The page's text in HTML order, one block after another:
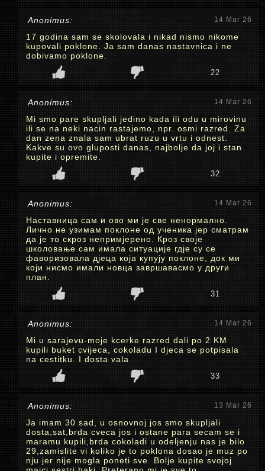
Anonimus: 14 Mar 26
17 godina sam se skolovala i nikad nismo nikome
kupovali poklone. Ja sam danas nastavnica i ne
dobivamo poklone.
22
Anonimus: 14 Mar 26
Mi smo pare skupljali jedino kada ili odu u mirovinu
ili se na neki nacin rastajemo, npr. osmi razred. Za
dan zena znala sam ubrat ruzu u vrtu i odnest.
Kakve su ovo gluposti danas, najbolje da joj i stan
kupite i opremite.
32
Anonimus: 14 Mar 26
Наставница сам и ово ми је све ненормално.
Лично не узимам поклоне од ученика јер сматрам
да је то скроз непримјерено. Кроз своје
школовање сам имала ситуације гдје су се
фаворизовала дјеца која купују поклоне, док ми
који нисмо имали новца завршавасмо у други
план.
31
Anonimus: 14 Mar 26
Mi u sarajevu-moje kcerke razred dali po 2 KM
kupili buket cvijeca, cokoladu I djeca se potpisala
na cestitku. I dosta vala
33
Anonimus: 13 Mar 26
Ja imam 30 sad, u osnovnoj jos smo skupljali
dosta,sat,brda cveca jos i ostane para secam se i
maramu kupili,brda cokoladi u odeljenju nas je bilo
29,zamislite vi koliko je to poklona dosao je muz po
nju jer nije mogla poneti sve. Bolje kupite svojoj